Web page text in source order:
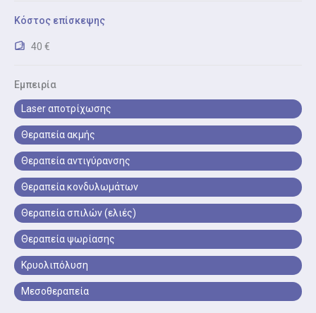
Κόστος επίσκεψης
40 €
Εμπειρία
Laser αποτρίχωσης
Θεραπεία ακμής
Θεραπεία αντιγύρανσης
Θεραπεία κονδυλωμάτων
Θεραπεία σπιλών (ελιές)
Θεραπεία ψωρίασης
Κρυολιπόλυση
Μεσοθεραπεία
Καθαρισμός προσώπου
στιγμάτων, ενώ ταυτόχρονα μειώνει τον κίνδυνο
ακμής και ερεθισμών.
Δερματολογική Βεβαίωση
Έκδοση ιατρικής βεβαίωσης για σχολείο, εργασία ή
αθλητικές δραστηριότητες.